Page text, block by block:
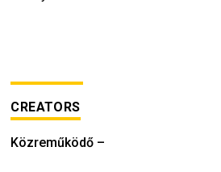
CREATORS
Közreműködő –